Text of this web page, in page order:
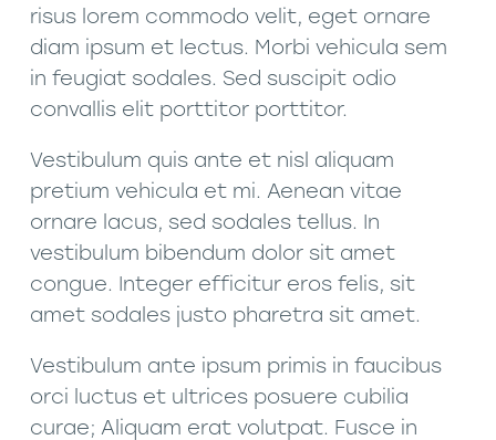
risus lorem commodo velit, eget ornare
diam ipsum et lectus. Morbi vehicula sem
in feugiat sodales. Sed suscipit odio
convallis elit porttitor porttitor.
Vestibulum quis ante et nisl aliquam
pretium vehicula et mi. Aenean vitae
ornare lacus, sed sodales tellus. In
vestibulum bibendum dolor sit amet
congue. Integer efficitur eros felis, sit
amet sodales justo pharetra sit amet.
Vestibulum ante ipsum primis in faucibus
orci luctus et ultrices posuere cubilia
curae; Aliquam erat volutpat. Fusce in